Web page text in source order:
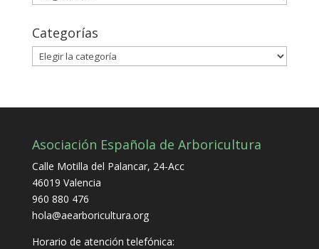
Categorías
Categorías
Asociación Española de Arboricultura
Calle Motilla del Palancar, 24-Acc
46019 Valencia
960 880 476
hola@aearboricultura.org
Horario de atención telefónica: